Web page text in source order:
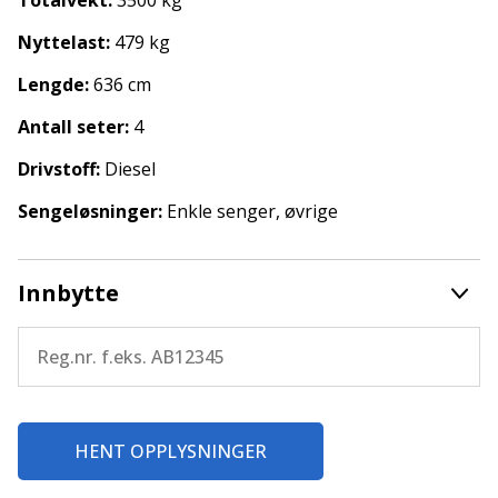
Klimaanlegg bildel
Luftvarme på diesel.
Markise
Myggdør
Radio/CD
Ryggekamera
Varmtvann
10 År fukt garanti
Ny bil-garanti
Garanti
av Fragus. Ved skade står du fritt til å velge verksted.
Dekningen kan utvides til opptil tre år.
Nyttelast: 479 kg
Lengde:636 cm
Antall seter: 4
Drivstoff: Diesel
Sengeløsninger: Enkle senger, øvrige
Innbytte
HENT OPPLYSNINGER